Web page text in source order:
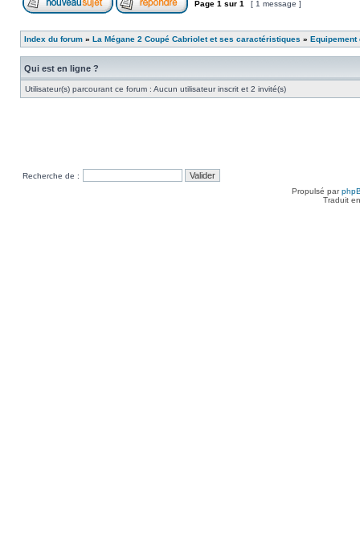
Page 1 sur 1 [ 1 message ]
Index du forum » La Mégane 2 Coupé Cabriolet et ses caractéristiques » Equipement
Qui est en ligne ?
Utilisateur(s) parcourant ce forum : Aucun utilisateur inscrit et 2 invité(s)
Recherche de :
Propulsé par
Traduit